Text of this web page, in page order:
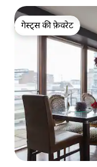
गेस्ट्स की फ़ेवरेट
गेस्ट्स की फ़ेवरेट